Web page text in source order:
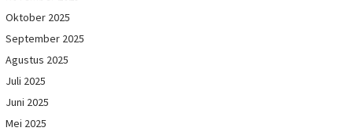
Oktober 2025
September 2025
Agustus 2025
Juli 2025
Juni 2025
Mei 2025